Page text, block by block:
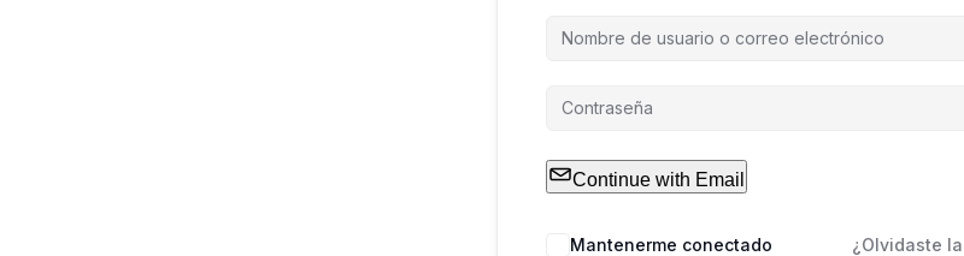
Continue with Email
Mantenerme conectado ¿Olvidaste